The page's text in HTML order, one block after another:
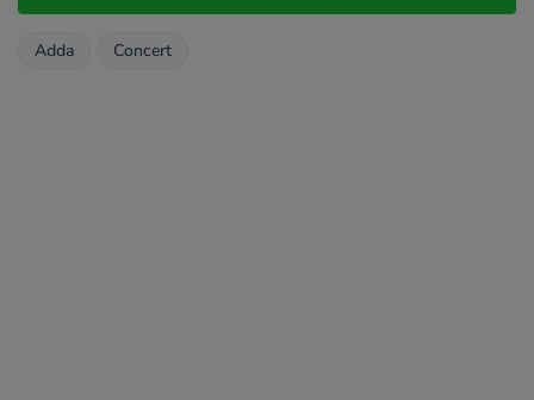
Adda Concert